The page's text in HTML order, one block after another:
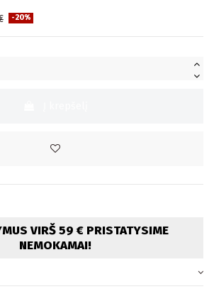
-20%
VIRŠ 59 € PRISTATYSIME
NEMOKAMAI!